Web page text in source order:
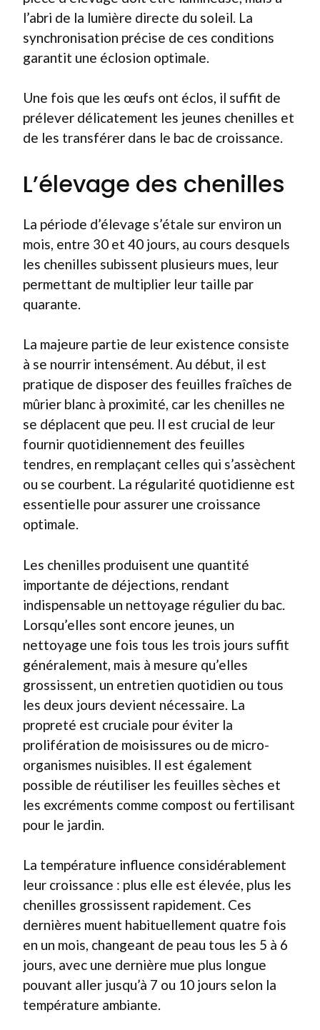
l’abri de la lumière directe du soleil. La
synchronisation précise de ces conditions
garantit une éclosion optimale.
Une fois que les œufs ont éclos, il suffit de
prélever délicatement les jeunes chenilles et
de les transférer dans le bac de croissance.
L’élevage des chenilles
La période d’élevage s’étale sur environ un
mois, entre 30 et 40 jours, au cours desquels
les chenilles subissent plusieurs mues, leur
permettant de multiplier leur taille par
quarante.
La majeure partie de leur existence consiste
à se nourrir intensément. Au début, il est
pratique de disposer des feuilles fraîches de
mûrier blanc à proximité, car les chenilles ne
se déplacent que peu. Il est crucial de leur
fournir quotidiennement des feuilles
tendres, en remplaçant celles qui s’assèchent
ou se courbent. La régularité quotidienne est
essentielle pour assurer une croissance
optimale.
Les chenilles produisent une quantité
importante de déjections, rendant
indispensable un nettoyage régulier du bac.
Lorsqu’elles sont encore jeunes, un
nettoyage une fois tous les trois jours suffit
généralement, mais à mesure qu’elles
grossissent, un entretien quotidien ou tous
les deux jours devient nécessaire. La
propreté est cruciale pour éviter la
prolifération de moisissures ou de micro-
organismes nuisibles. Il est également
possible de réutiliser les feuilles sèches et
les excréments comme compost ou fertilisant
pour le jardin.
La température influence considérablement
leur croissance : plus elle est élevée, plus les
chenilles grossissent rapidement. Ces
dernières muent habituellement quatre fois
en un mois, changeant de peau tous les 5 à 6
jours, avec une dernière mue plus longue
pouvant aller jusqu’à 7 ou 10 jours selon la
température ambiante.